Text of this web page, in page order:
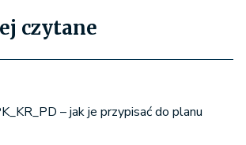
czytane
– jak je przypisać do planu